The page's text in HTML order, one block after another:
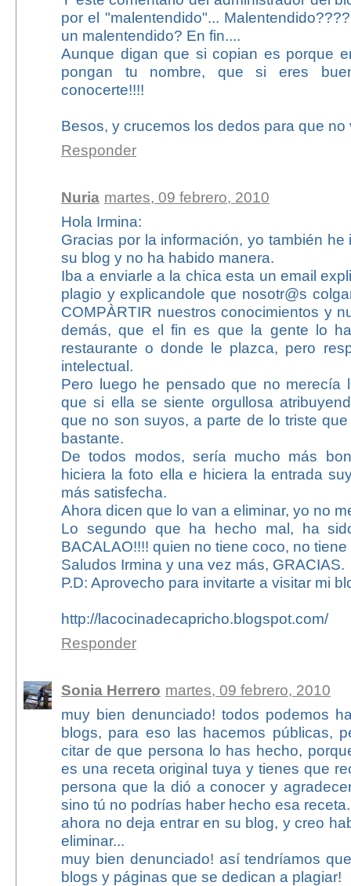
por el "malentendido"...
un malentendido? En fin....
Aunque digan que si copian es porque
pongan tu nombre, que si eres
conocerte!!!!
Besos, y crucemos los dedos para que no
Responder
Nuria martes, 09 febrero, 2010
Hola Irmina:
Gracias por la información, yo también
su blog y no ha habido manera.
Iba a enviarle a la chica esta un email
plagio y explicandole que nosotr@s
COMPÀRTIR nuestros conocimientos y
demás, que el fin es que la gente lo
restaurante o donde le plazca, pero
intelectual.
Pero luego he pensado que no merecía
que si ella se siente orgullosa
que no son suyos, a parte de lo triste
bastante.
De todos modos, sería mucho más
hiciera la foto ella e hiciera la entrada
más satisfecha.
Ahora dicen que lo van a eliminar, yo no
Lo segundo que ha hecho mal, ha
BACALAO!!!! quien no tiene coco, no tiene
Saludos Irmina y una vez más, GRACIAS.
P.D: Aprovecho para invitarte a visitar mi
http://lacocinadecapricho.blogspot.com/
Responder
Sonia Herrero martes, 09 febrero, 2010
muy bien denunciado! todos podemos
blogs, para eso las hacemos públicas,
citar de que persona lo has hecho,
es una receta original tuya y tienes que
persona que la dió a conocer y
sino tú no podrías haber hecho esa receta.
ahora no deja entrar en su blog, y creo
eliminar...
muy bien denunciado! así tendríamos
blogs y páginas que se dedican a plagiar!